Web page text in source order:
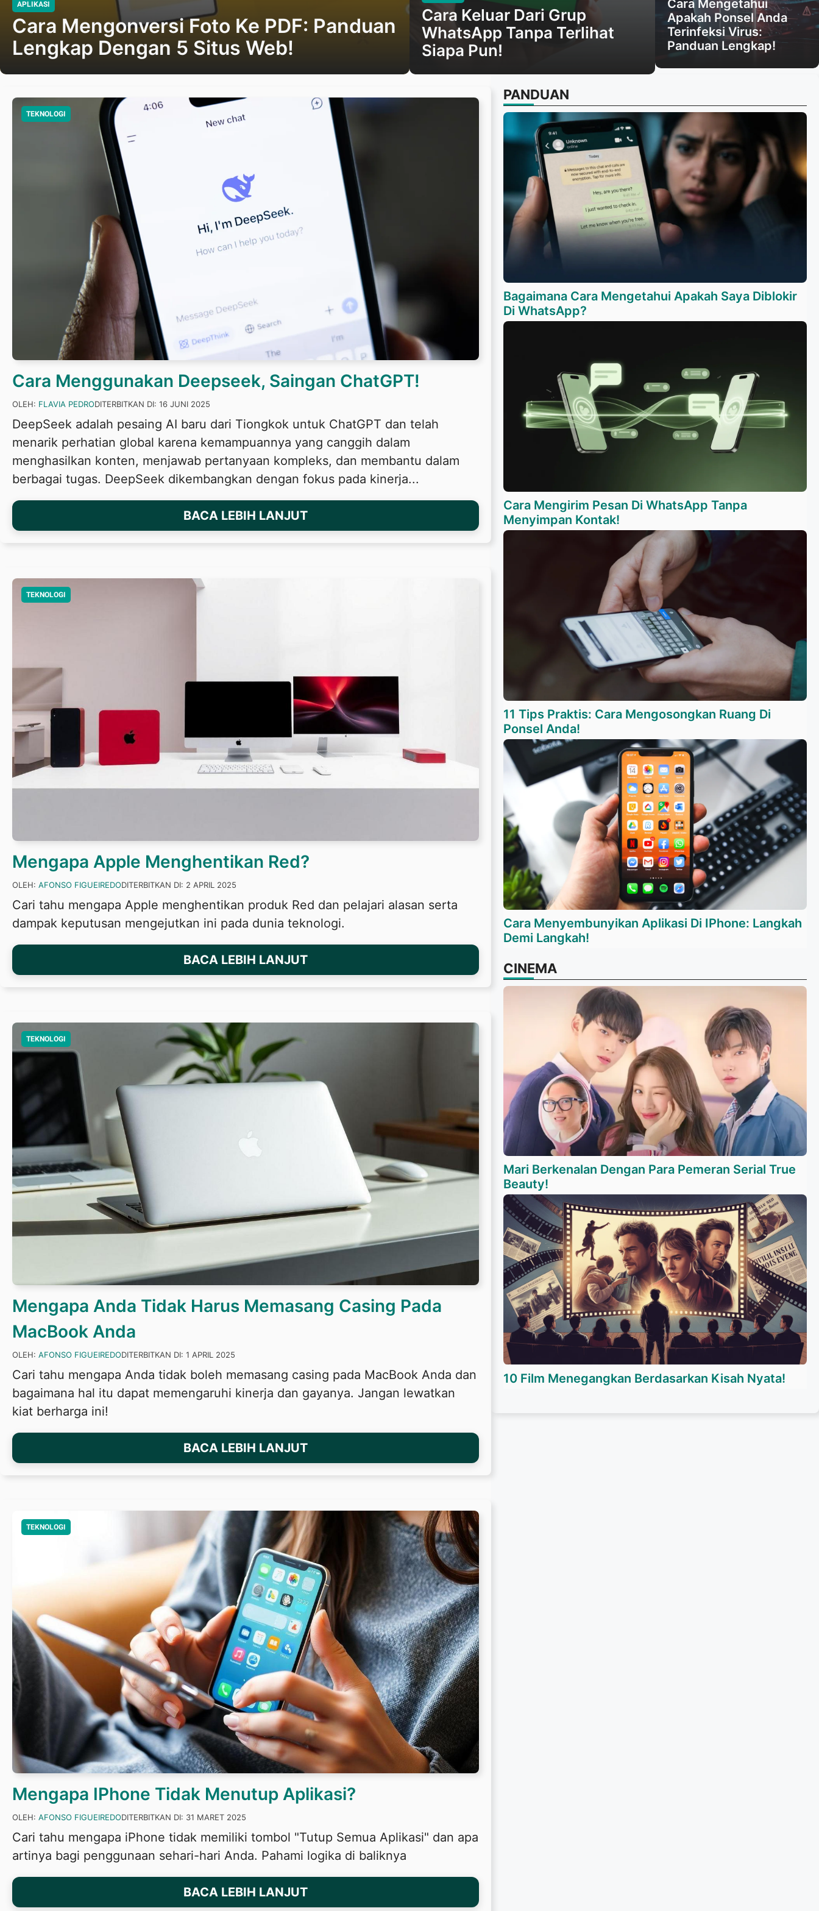
APLIKASI
Cara Mengonversi Foto Ke PDF: Panduan
Lengkap Dengan 5 Situs Web!
Cara Keluar Dari Grup
WhatsApp Tanpa Terlihat
Siapa Pun!
Cara Mengetahui
Apakah Ponsel Anda
Terinfeksi Virus:
Panduan Lengkap!
TEKNOLOGI
Cara Menggunakan Deepseek, Saingan ChatGPT!
OLEH: FLAVIA PEDRODITERBITKAN DI: 16 JUNI 2025
DeepSeek adalah pesaing AI baru dari Tiongkok untuk ChatGPT dan telah
menarik perhatian global karena kemampuannya yang canggih dalam
menghasilkan konten, menjawab pertanyaan kompleks, dan membantu dalam
berbagai tugas. DeepSeek dikembangkan dengan fokus pada kinerja...
BACA LEBIH LANJUT
TEKNOLOGI
Mengapa Apple Menghentikan Red?
OLEH: AFONSO FIGUEIREDODITERBITKAN DI: 2 APRIL 2025
Cari tahu mengapa Apple menghentikan produk Red dan pelajari alasan serta
dampak keputusan mengejutkan ini pada dunia teknologi.
BACA LEBIH LANJUT
TEKNOLOGI
Mengapa Anda Tidak Harus Memasang Casing Pada
MacBook Anda
OLEH: AFONSO FIGUEIREDODITERBITKAN DI: 1 APRIL 2025
Cari tahu mengapa Anda tidak boleh memasang casing pada MacBook Anda dan
bagaimana hal itu dapat memengaruhi kinerja dan gayanya. Jangan lewatkan
kiat berharga ini!
BACA LEBIH LANJUT
TEKNOLOGI
Mengapa IPhone Tidak Menutup Aplikasi?
OLEH: AFONSO FIGUEIREDODITERBITKAN DI: 31 MARET 2025
Cari tahu mengapa iPhone tidak memiliki tombol "Tutup Semua Aplikasi" dan apa
artinya bagi penggunaan sehari-hari Anda. Pahami logika di baliknya
BACA LEBIH LANJUT
PANDUAN
Bagaimana Cara Mengetahui Apakah Saya Diblokir
Di WhatsApp?
Cara Mengirim Pesan Di WhatsApp Tanpa
Menyimpan Kontak!
11 Tips Praktis: Cara Mengosongkan Ruang Di
Ponsel Anda!
Cara Menyembunyikan Aplikasi Di IPhone: Langkah
Demi Langkah!
CINEMA
Mari Berkenalan Dengan Para Pemeran Serial True
Beauty!
10 Film Menegangkan Berdasarkan Kisah Nyata!